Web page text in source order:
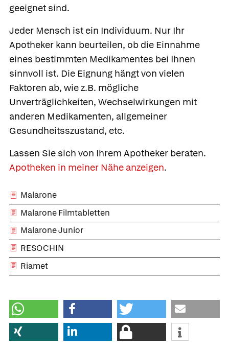
geeignet sind.
Jeder Mensch ist ein Individuum. Nur Ihr
Apotheker kann beurteilen, ob die Einnahme
eines bestimmten Medikamentes bei Ihnen
sinnvoll ist. Die Eignung hängt von vielen
Faktoren ab, wie z.B. mögliche
Unverträglichkeiten, Wechselwirkungen mit
anderen Medikamenten, allgemeiner
Gesundheitsszustand, etc.
Lassen Sie sich von Ihrem Apotheker beraten.
Apotheken in meiner Nähe anzeigen.
Malarone
Malarone Filmtabletten
Malarone Junior
RESOCHIN
Riamet